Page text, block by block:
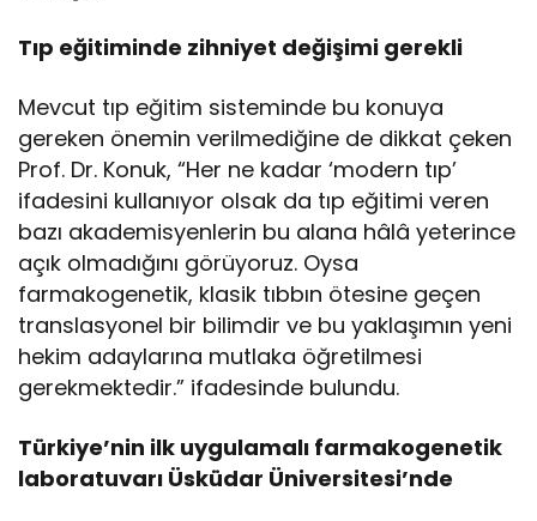
Tıp eğitiminde zihniyet değişimi gerekli
Mevcut tıp eğitim sisteminde bu konuya
gereken önemin verilmediğine de dikkat çeken
Prof. Dr. Konuk, “Her ne kadar ‘modern tıp’
ifadesini kullanıyor olsak da tıp eğitimi veren
bazı akademisyenlerin bu alana hâlâ yeterince
açık olmadığını görüyoruz. Oysa
farmakogenetik, klasik tıbbın ötesine geçen
translasyonel bir bilimdir ve bu yaklaşımın yeni
hekim adaylarına mutlaka öğretilmesi
gerekmektedir.” ifadesinde bulundu.
Türkiye’nin ilk uygulamalı farmakogenetik
laboratuvarı Üsküdar Üniversitesi’nde